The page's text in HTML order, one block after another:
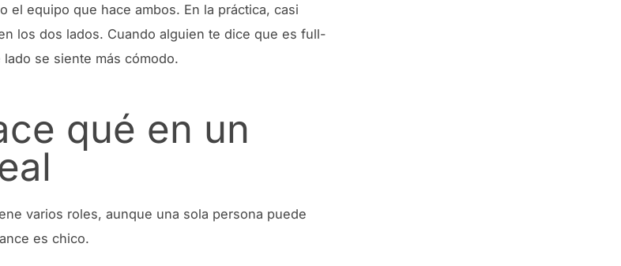
el equipo que hace ambos. En la práctica, casi
los dos lados. Cuando alguien te dice que es full-
se siente más cómodo.
qué en un
varios roles, aunque una sola persona puede
es chico.